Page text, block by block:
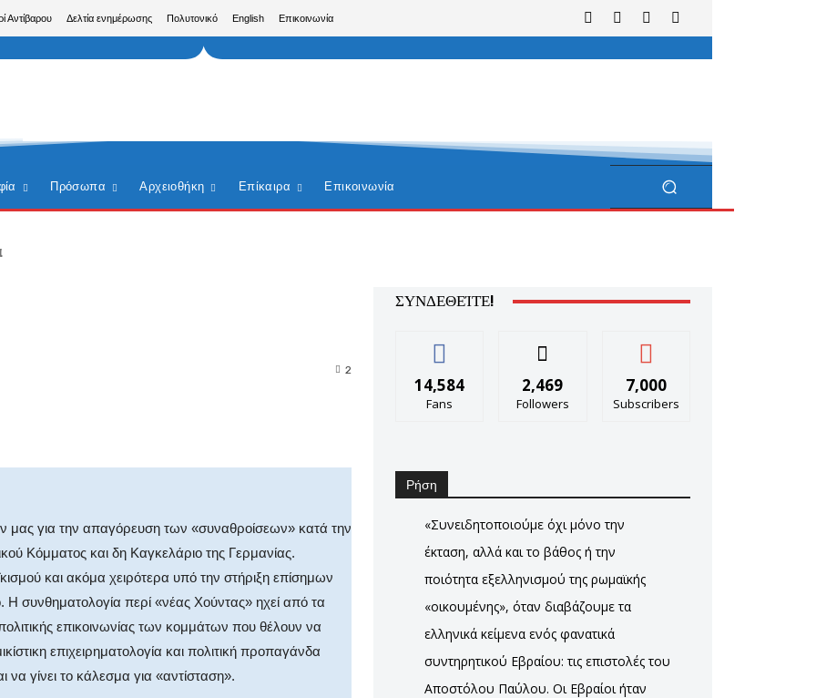
Αντίβαρου Δελτία ενημέρωσης Πολυτονικό English Επικοινωνία
Πρόσωπα Αρχειοθήκη Επίκαιρα Επικοινωνία
2
μας για την απαγόρευση των «συναθροίσεων» κατά την
Κόμματος και δη Καγκελάριο της Γερμανίας.
και ακόμα χειρότερα υπό την στήριξη επίσημων
συνθηματολογία περί «νέας Χούντας» ηχεί από τα
επικοινωνίας των κομμάτων που θέλουν να
επιχειρηματολογία και πολιτική προπαγάνδα
να γίνει το κάλεσμα για «αντίσταση».
ΣΥΝΔΕΘΕΊΤΕ!
14,584
Fans
2,469
Followers
7,000
Subscribers
Ρήση
«Συνειδητοποιούμε όχι μόνο την
έκταση, αλλά και το βάθος ή την
ποιότητα εξελληνισμού της ρωμαϊκής
«οικουμένης», όταν διαβάζουμε τα
ελληνικά κείμενα ενός φανατικά
συντηρητικού Εβραίου: τις επιστολές του
Αποστόλου Παύλου. Οι Εβραίοι ήταν